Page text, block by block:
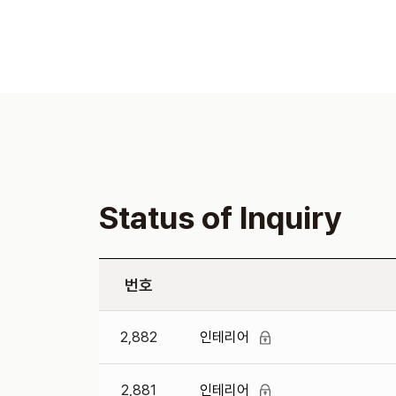
Status of Inquiry
번호
2,882 인테리어
2,881 인테리어